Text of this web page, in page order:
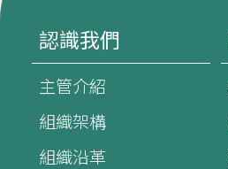
認識我們
主管介紹
組織架構
組織沿革